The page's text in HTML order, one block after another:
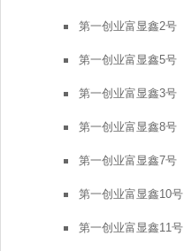
第一创业富显鑫2号
第一创业富显鑫5号
第一创业富显鑫3号
第一创业富显鑫8号
第一创业富显鑫7号
第一创业富显鑫10号
第一创业富显鑫11号